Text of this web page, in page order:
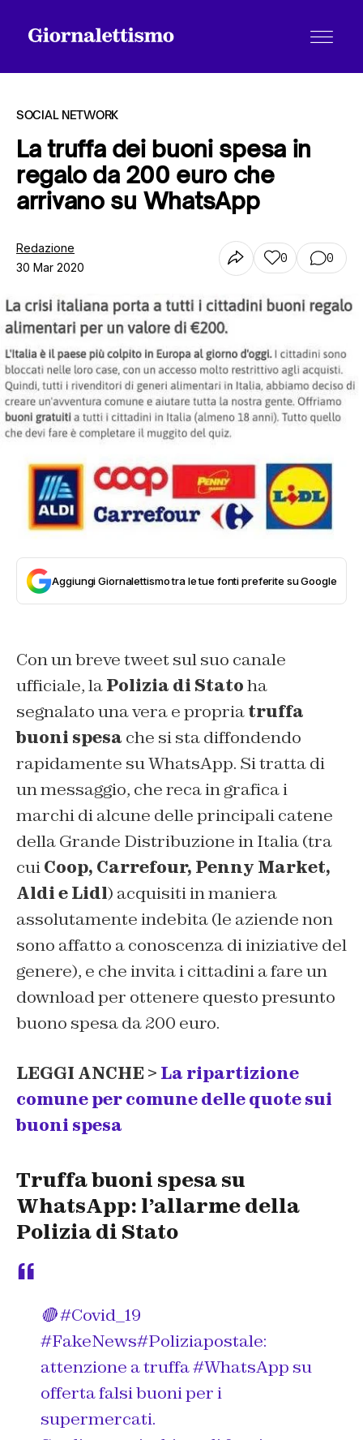
Tutti gli articoli
Chi siamo
Contatti
SOCIAL NETWORK
La truffa dei buoni spesa in
regalo da 200 euro che
arrivano su WhatsApp
Redazione
30 Mar 2020
0 0
Aggiungi Giornalettismo tra le tue fonti preferite su Google
Con un breve tweet sul suo canale
ufficiale, laPolizia di Statoha
segnalato una vera e propriatruffa
buoni spesa che si sta diffondendo
rapidamente su WhatsApp. Si tratta di
un messaggio, che reca in grafica i
marchi di alcune delle principali catene
della Grande Distribuzione in Italia (tra
cuiCoop, Carrefour, Penny Market,
Aldi e Lidl) acquisiti in maniera
assolutamente indebita (le aziende non
sono affatto a conoscenza di iniziative del
genere), e che invita i cittadini a fare un
download per ottenere questo presunto
buono spesa da 200 euro.
LEGGI ANCHE > La ripartizione
comune per comune delle quote sui
buoni spesa
Truffa buoni spesa su
WhatsApp: l’allarme della
Polizia di Stato
🔴#Covid_19
#FakeNews#Poliziapostale:
attenzione a truffa#WhatsApp su
offerta falsi buoni per i
supermercati.